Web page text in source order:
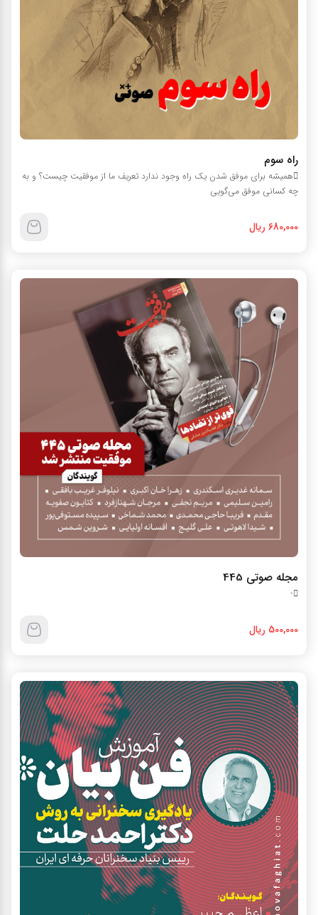
راه سوم
هميشه براي موفق شدن يک راه وجود ندارد تعريف ما از موفقيت چيست؟ و به
چه کساني موفق مي‌گويي
680,000 ریال
مجله صوتي 445
-
500,000 ریال